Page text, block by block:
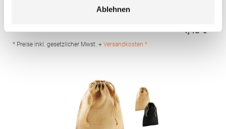
Ablehnen
17, 301 IWD Rotterdam, Niederlande, E-Mail:
sales@beechfield.comMaterialzusammensetzung: 100% Jute,
4,43 € *
* Preise inkl. gesetzlicher Mwst. + Versandkosten *